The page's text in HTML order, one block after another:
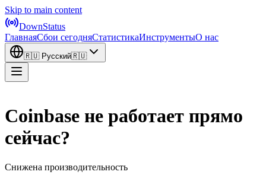
Skip to main content
DownStatus
ГлавнаяСбои сегодняСтатистикаИнструментыО нас
🇷🇺 Русский🇷🇺
Coinbase не работает прямо
сейчас?
Снижена производительность